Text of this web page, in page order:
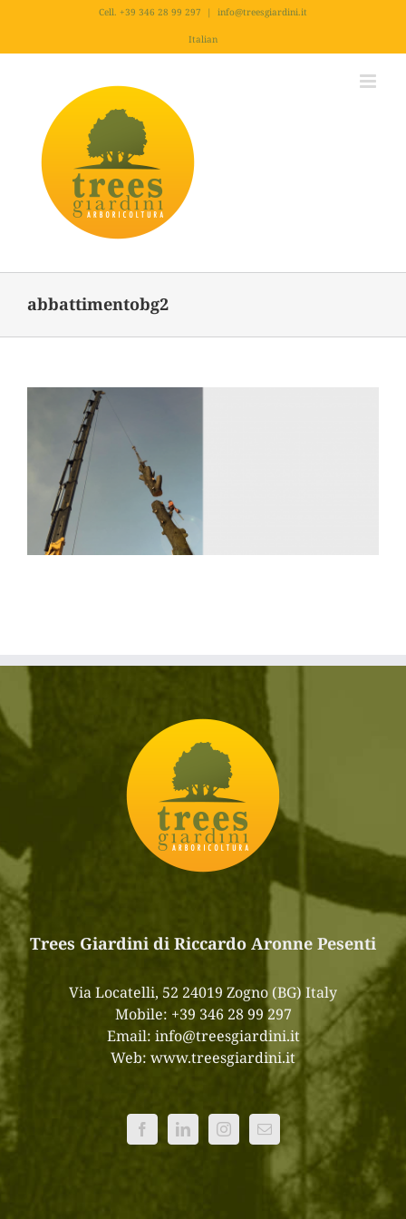
contenuto
Cell. +39 346 28 99 297 | info@treesgiardini.it
Italian
abbattimentobg2
Trees Giardini di Riccardo Aronne Pesenti
Via Locatelli, 52 24019 Zogno (BG) Italy
Mobile: +39 346 28 99 297
Email: info@treesgiardini.it
Web: www.treesgiardini.it